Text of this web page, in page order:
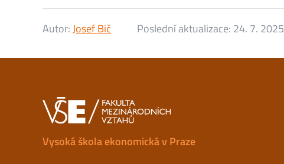
Autor:Josef Bič Poslední aktualizace: 24. 7. 2025
Vysoká škola ekonomická v Praze